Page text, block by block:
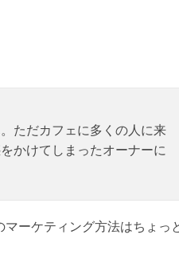
ただカフェに多くの人に来
かけてしまったオーナーに
ーケティング方法はちょっ